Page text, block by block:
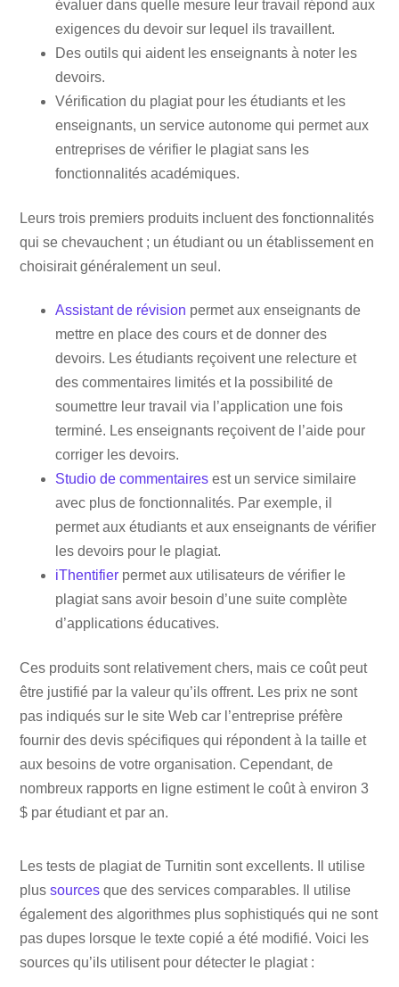
évaluer dans quelle mesure leur travail répond aux
exigences du devoir sur lequel ils travaillent.
Des outils qui aident les enseignants à noter les
devoirs.
Vérification du plagiat pour les étudiants et les
enseignants, un service autonome qui permet aux
entreprises de vérifier le plagiat sans les
fonctionnalités académiques.
Leurs trois premiers produits incluent des fonctionnalités
qui se chevauchent ; un étudiant ou un établissement en
choisirait généralement un seul.
Assistant de révision permet aux enseignants de
mettre en place des cours et de donner des
devoirs. Les étudiants reçoivent une relecture et
des commentaires limités et la possibilité de
soumettre leur travail via l’application une fois
terminé. Les enseignants reçoivent de l’aide pour
corriger les devoirs.
Studio de commentaires est un service similaire
avec plus de fonctionnalités. Par exemple, il
permet aux étudiants et aux enseignants de vérifier
les devoirs pour le plagiat.
iThentifier permet aux utilisateurs de vérifier le
plagiat sans avoir besoin d’une suite complète
d’applications éducatives.
Ces produits sont relativement chers, mais ce coût peut
être justifié par la valeur qu’ils offrent. Les prix ne sont
pas indiqués sur le site Web car l’entreprise préfère
fournir des devis spécifiques qui répondent à la taille et
aux besoins de votre organisation. Cependant, de
nombreux rapports en ligne estiment le coût à environ 3
$ par étudiant et par an.
Les tests de plagiat de Turnitin sont excellents. Il utilise
plussources que des services comparables. Il utilise
également des algorithmes plus sophistiqués qui ne sont
pas dupes lorsque le texte copié a été modifié. Voici les
sources qu’ils utilisent pour détecter le plagiat :